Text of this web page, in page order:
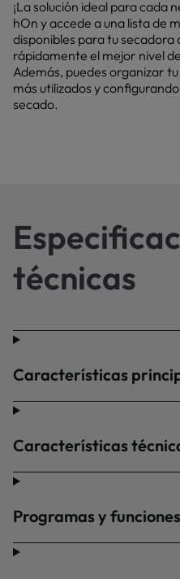
¡La solución ideal para cada
hOn y accede a una lista de
disponibles para tu
rápidamente el mejor nivel
Además, puedes organizar
más utilizados y
secado.
técnicas
Características
Características
Programas y funciones